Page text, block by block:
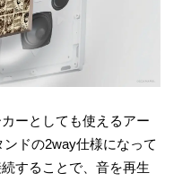
ーとしても使えるアー
ドの2way仕様になって
することで、音を再生